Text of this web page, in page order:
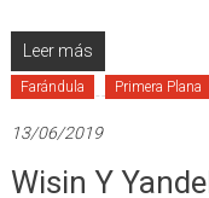
Leer más
Farándula Primera Plana
13/06/2019
Wisin Y